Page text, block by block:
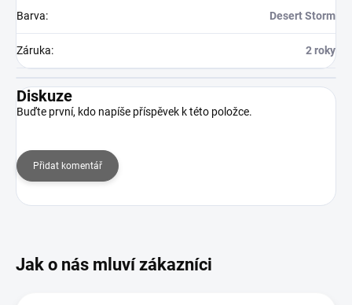
Barva: Desert Storm
Záruka: 2 roky
Diskuze
Buďte první, kdo napíše příspěvek k této položce.
Přidat komentář